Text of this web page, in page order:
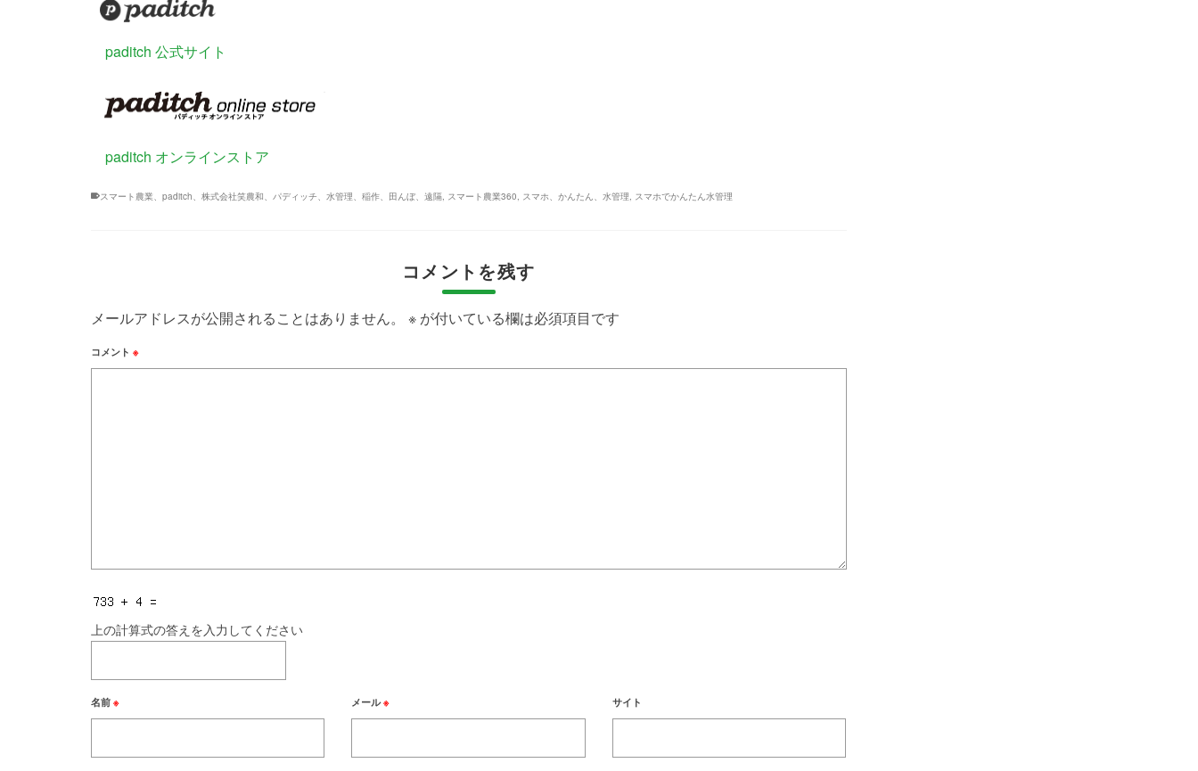
paditch 公式サイト
paditch オンラインストア
スマート農業、paditch、株式会社笑農和、パディッチ、水管理、稲作、田んぼ、遠隔, スマート農業360, スマホ、かんたん、水管理, スマホでかんたん水管理
コメントを残す
メールアドレスが公開されることはありません。 ※ が付いている欄は必須項目です
コメント ※
上の計算式の答えを入力してください
名前 ※ メール※ サイト